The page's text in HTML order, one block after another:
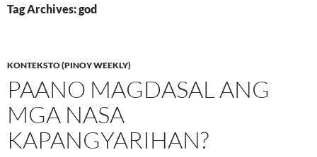
Tag Archives: god
KONTEKSTO (PINOY WEEKLY)
PAANO MAGDASAL ANG
MGA NASA
KAPANGYARIHAN?